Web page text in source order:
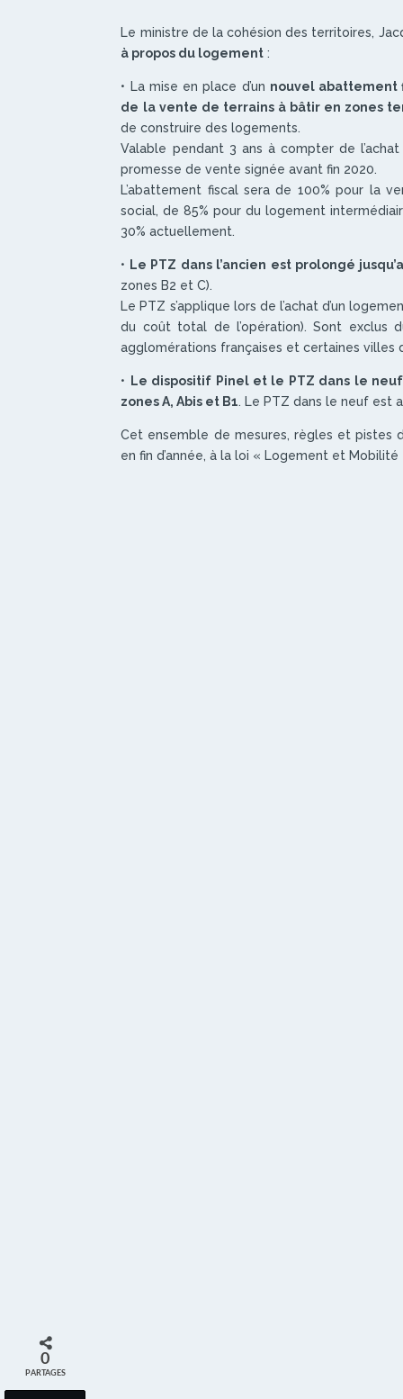
Le ministre de la cohésion des territoires,
à propos du logement :
• La mise en place d’un nouvel abattement
de la vente de terrains à bâtir en zones
de construire des logements.
Valable pendant 3 ans à compter de
promesse de vente signée avant fin 2020.
L’abattement fiscal sera de 100% pour la
social, de 85% pour du logement
30% actuellement.
• Le PTZ dans l’ancien est prolongé
zones B2 et C).
Le PTZ s’applique lors de l’achat d’un
du coût total de l’opération). Sont exclus
agglomérations françaises et certaines villes
•
Le dispositif Pinel et le PTZ dans le
zones A, Abis et B1. Le PTZ dans le neuf est
Cet ensemble de mesures, règles et pistes
en fin d’année, à la loi « Logement et Mobilité
0
PARTAGES